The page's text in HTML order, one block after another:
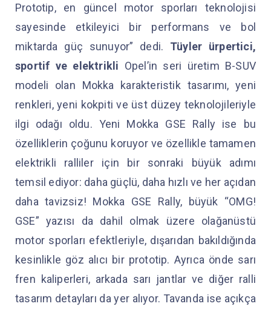
Prototip, en güncel motor sporları teknolojisi
sayesinde etkileyici bir performans ve bol
miktarda güç sunuyor” dedi. Tüyler ürpertici,
sportif ve elektrikli Opel’in seri üretim B-SUV
modeli olan Mokka karakteristik tasarımı, yeni
renkleri, yeni kokpiti ve üst düzey teknolojileriyle
ilgi odağı oldu. Yeni Mokka GSE Rally ise bu
özelliklerin çoğunu koruyor ve özellikle tamamen
elektrikli ralliler için bir sonraki büyük adımı
temsil ediyor: daha güçlü, daha hızlı ve her açıdan
daha tavizsiz! Mokka GSE Rally, büyük “OMG!
GSE” yazısı da dahil olmak üzere olağanüstü
motor sporları efektleriyle, dışarıdan bakıldığında
kesinlikle göz alıcı bir prototip. Ayrıca önde sarı
fren kaliperleri, arkada sarı jantlar ve diğer ralli
tasarım detayları da yer alıyor. Tavanda ise açıkça